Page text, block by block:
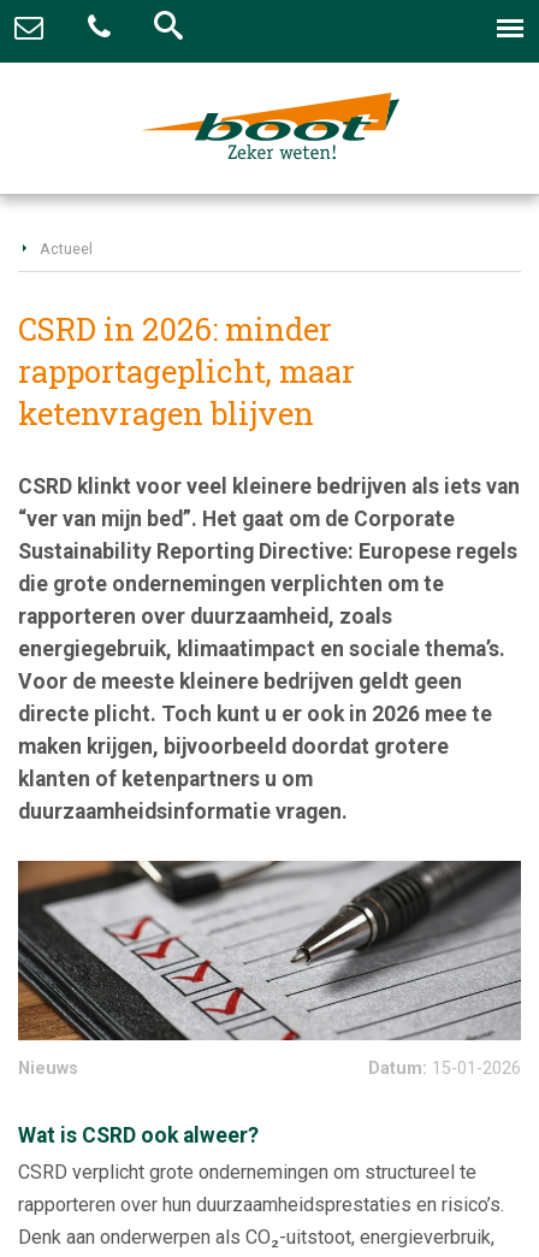
Actueel
CSRD in 2026: minder
rapportageplicht, maar
ketenvragen blijven
CSRD klinkt voor veel kleinere bedrijven als iets van
“ver van mijn bed”. Het gaat om de Corporate
Sustainability Reporting Directive: Europese regels
die grote ondernemingen verplichten om te
rapporteren over duurzaamheid, zoals
energiegebruik, klimaatimpact en sociale thema’s.
Voor de meeste kleinere bedrijven geldt geen
directe plicht. Toch kunt u er ook in 2026 mee te
maken krijgen, bijvoorbeeld doordat grotere
klanten of ketenpartners u om
duurzaamheidsinformatie vragen.
Nieuws Datum: 15-01-2026
Wat is CSRD ook alweer?
CSRD verplicht grote ondernemingen om structureel te
rapporteren over hun duurzaamheidsprestaties en risico’s.
Denk aan onderwerpen als CO₂-uitstoot, energieverbruik,